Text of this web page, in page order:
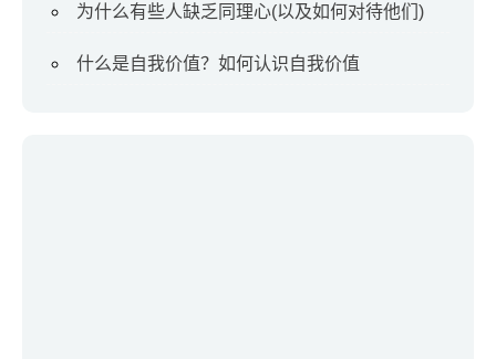
为什么有些人缺乏同理心(以及如何对待他们)
什么是自我价值？如何认识自我价值